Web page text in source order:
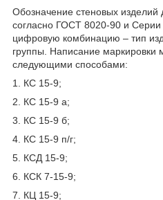
Обозначение стеновых изделий
согласно ГОСТ 8020-90 и Серии
цифровую комбинацию – тип
группы. Написание маркировки
следующими способами:
1. КС 15-9;
2. КС 15-9 а;
3. КС 15-9 б;
4. КС 15-9 п/г;
5. КСД 15-9;
6. КСК 7-15-9;
7. КЦ 15-9;